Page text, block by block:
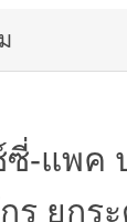
ซี่-แพค
ร ยกร